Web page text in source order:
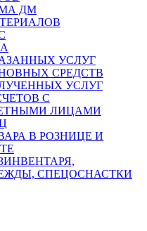
ДМ
УСЛУГ
СРЕДСТВ
УСЛУГ
С
ЛИЦАМИ
В РОЗНИЦЕ И
СПЕЦОСНАСТКИ